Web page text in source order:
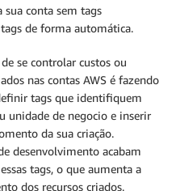
sua conta sem tags
de forma automática.
se controlar custos ou
nas contas AWS é fazendo
tags que identifiquem
unidade de negocio e inserir
da sua criação.
desenvolvimento acabam
tags, o que aumenta a
dos recursos criados.